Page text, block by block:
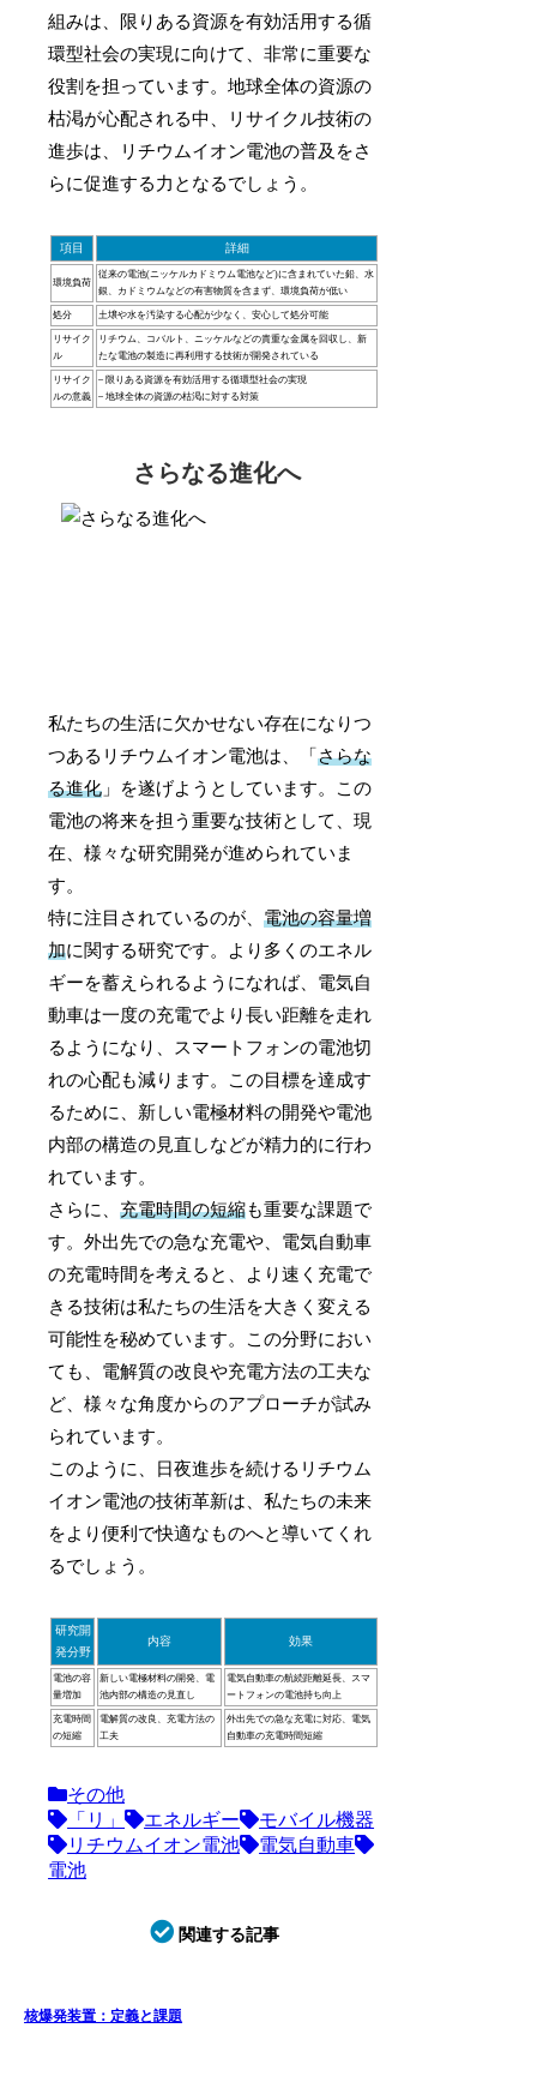
組みは、限りある資源を有効活用する循
環型社会の実現に向けて、非常に重要な
役割を担っています。地球全体の資源の
枯渇が心配される中、リサイクル技術の
進歩は、リチウムイオン電池の普及をさ
らに促進する力となるでしょう。
項目 詳細
環境負荷
従来の電池(ニッケルカドミウム電池など)に含まれていた鉛、水
銀、カドミウムなどの有害物質を含まず、環境負荷が低い
処分 土壌や水を汚染する心配が少なく、安心して処分可能
リサイク
ル
リチウム、コバルト、ニッケルなどの貴重な金属を回収し、新
たな電池の製造に再利用する技術が開発されている
リサイク
ルの意義
– 限りある資源を有効活用する循環型社会の実現
– 地球全体の資源の枯渇に対する対策
さらなる進化へ
私たちの生活に欠かせない存在になりつ
つあるリチウムイオン電池は、「さらな
る進化 」を遂げようとしています。この
電池の将来を担う重要な技術として、現
在、様々な研究開発が進められていま
す。
特に注目されているのが、電池の容量増
加に関する研究です。より多くのエネル
ギーを蓄えられるようになれば、電気自
動車は一度の充電でより長い距離を走れ
るようになり、スマートフォンの電池切
れの心配も減ります。この目標を達成す
るために、新しい電極材料の開発や電池
内部の構造の見直しなどが精力的に行わ
れています。
さらに、充電時間の短縮も重要な課題で
す。外出先での急な充電や、電気自動車
の充電時間を考えると、より速く充電で
きる技術は私たちの生活を大きく変える
可能性を秘めています。この分野におい
ても、電解質の改良や充電方法の工夫な
ど、様々な角度からのアプローチが試み
られています。
このように、日夜進歩を続けるリチウム
イオン電池の技術革新は、私たちの未来
をより便利で快適なものへと導いてくれ
るでしょう。
研究開
発分野
内容 効果
電池の容
量増加
新しい電極材料の開発、電
池内部の構造の見直し
電気自動車の航続距離延長、スマ
ートフォンの電池持ち向上
充電時間
の短縮
電解質の改良、充電方法の
工夫
外出先での急な充電に対応、電気
自動車の充電時間短縮
その他
「リ」
エネルギー
モバイル機器
リチウムイオン電池
電気自動車
電池
関連する記事
核爆発装置：定義と課題